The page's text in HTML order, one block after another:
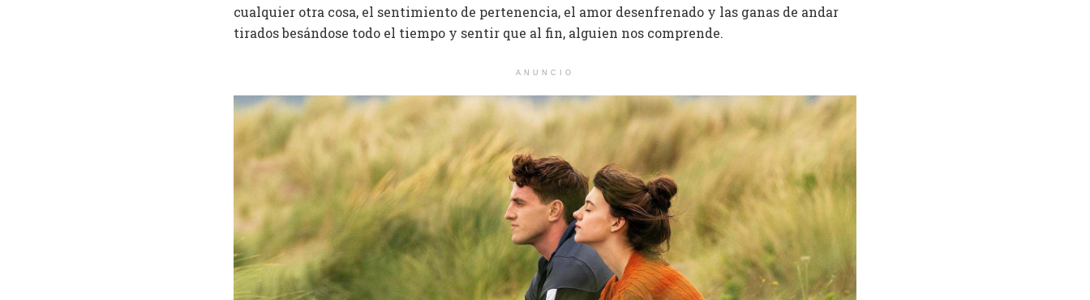
cualquier otra cosa, el sentimiento de pertenencia, el amor desenfrenado y las ganas de andar
tirados besándose todo el tiempo y sentir que al fin, alguien nos comprende.
ANUNCIO